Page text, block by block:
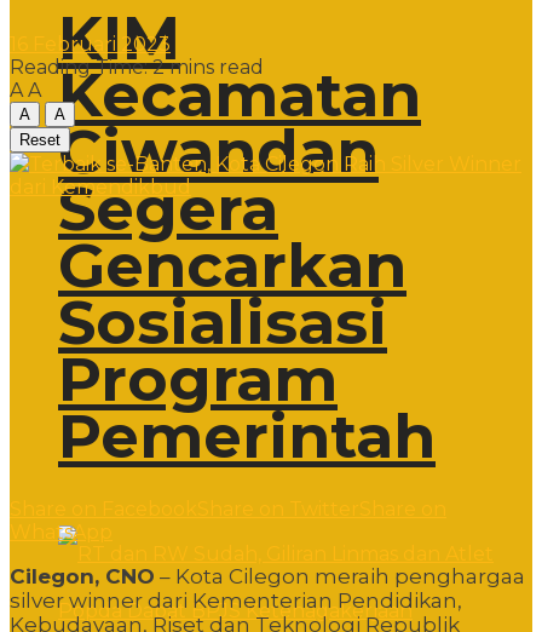
KIM
Kecamatan
Ciwandan
Segera
Gencarkan
Sosialisasi
Program
Pemerintah
16 Februari 2023
Reading Time: 2 mins read
A A
A
A
Reset
WhatsApp
Cilegon, CNO – Kota Cilegon meraih penghargaa
silver winner dari Kementerian Pendidikan,
Kebudayaan, Riset dan Teknologi Republik